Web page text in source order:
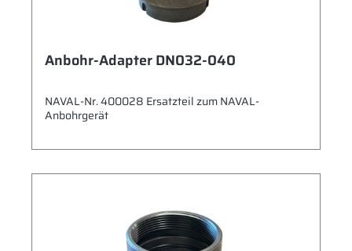
Anbohr-Adapter DN032-040
NAVAL-Nr. 400028 Ersatzteil zum NAVAL-
Anbohrgerät